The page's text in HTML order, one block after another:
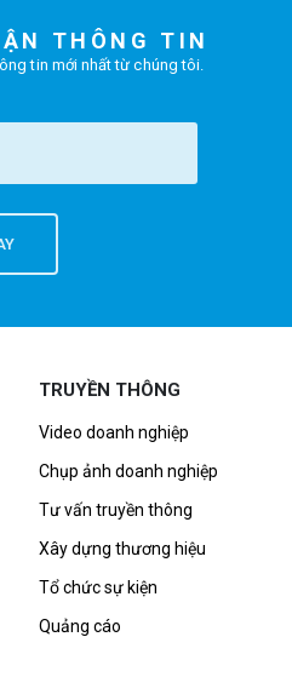
THÔNG TIN
tin mới nhất từ chúng tôi.
TRUYỀN THÔNG
Video doanh nghiệp
Chụp ảnh doanh nghiệp
Tư vấn truyền thông
Xây dựng thương hiệu
Tổ chức sự kiện
Quảng cáo